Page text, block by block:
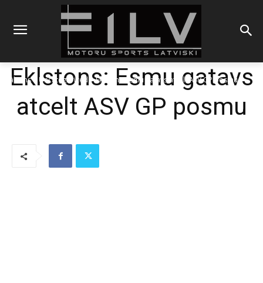
Sākums Uncategorized Eklstons: Esmu gatavs atcelt ASV GP posmu
Eklstons: Esmu gatavs
atcelt ASV GP posmu